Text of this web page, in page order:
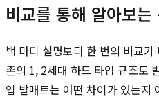
비교를 통해 알아보
백 마디 설명보다 한 번의 비교
존의 1, 2세대 하드 타입 규조토
입 발매트는 어떤 차이가 있는지